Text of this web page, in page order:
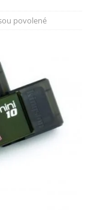
povolené